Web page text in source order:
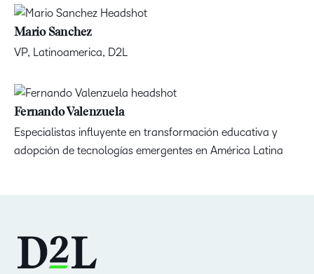
Mario Sanchez
VP, Latinoamerica, D2L
Fernando Valenzuela
Especialistas influyente en transformación educativa y
adopción de tecnologías emergentes en América Latina